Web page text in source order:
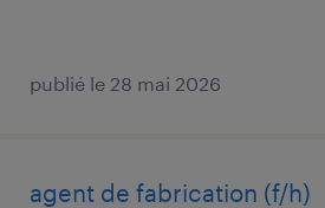
publié le 28 mai 2026
agent de fabrication (f/h)